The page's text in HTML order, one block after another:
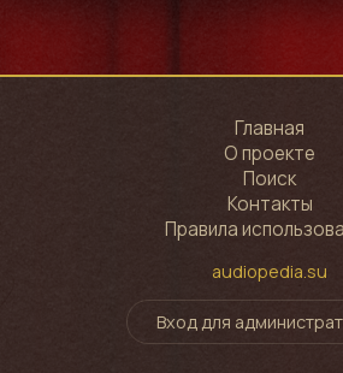
Главная
О проекте
Поиск
Контакты
Правила
audiopedia.su
Вход для